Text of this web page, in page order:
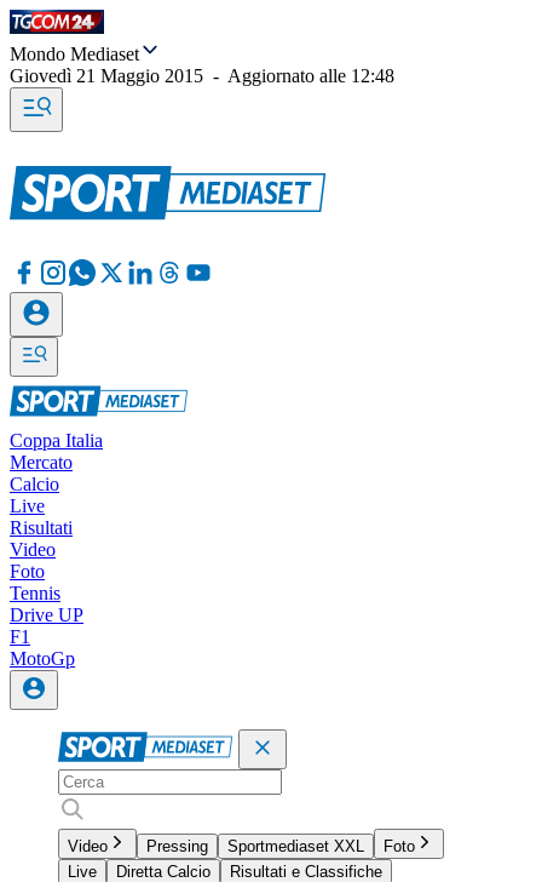
Mondo Mediaset
Giovedì 21 Maggio 2015 - Aggiornato alle 12:48
Coppa Italia
Mercato
Calcio
Live
Risultati
Video
Foto
Tennis
Drive UP
F1
MotoGp
Video Pressing Sportmediaset XXL
Foto
Live
Diretta Calcio
Risultati e Classifiche